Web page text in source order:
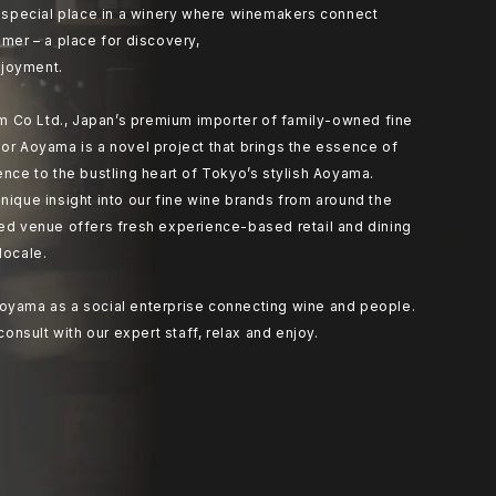
place in a winery where winemakers connect
– a place for discovery,
Co Ltd., Japan’s premium importer of family-owned fine
Aoyama is a novel project that brings the essence of
to the bustling heart of Tokyo’s stylish Aoyama.
insight into our fine wine brands from around the
venue offers fresh experience-based retail and dining
as a social enterprise connecting wine and people.
with our expert staff, relax and enjoy.